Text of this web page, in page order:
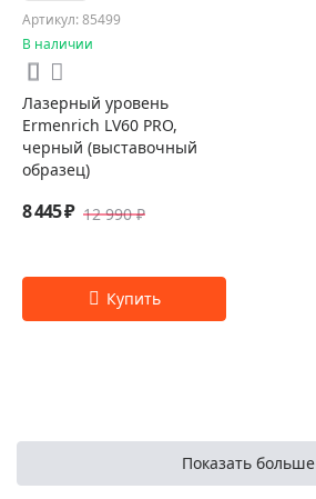
Артикул: 85499
В наличии
Лазерный уровень
Ermenrich LV60 PRO,
черный (выставочный
образец)
8 445 ₽ 12 990 ₽
Показать больше